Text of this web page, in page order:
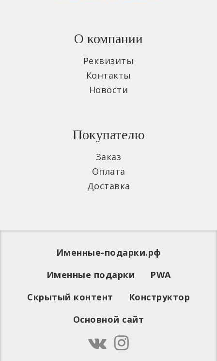
О компании
Реквизиты
Контакты
Новости
Покупателю
Заказ
Оплата
Доставка
Именные-подарки.рф
Именные подарки
PWA
Скрытый контент
Конструктор
Основной сайт